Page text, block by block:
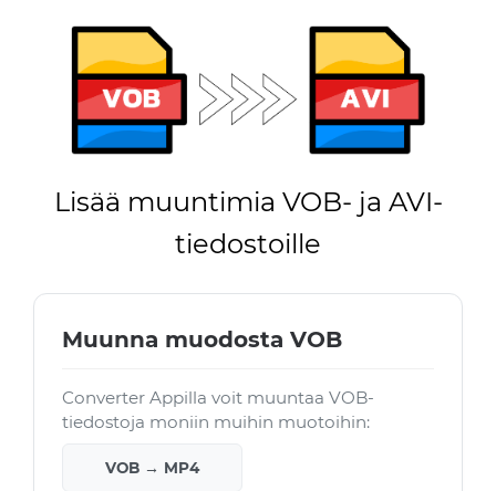
Lisää muuntimia VOB- ja AVI-
tiedostoille
Muunna muodosta VOB
Converter Appilla voit muuntaa VOB-
tiedostoja moniin muihin muotoihin:
VOB → MP4